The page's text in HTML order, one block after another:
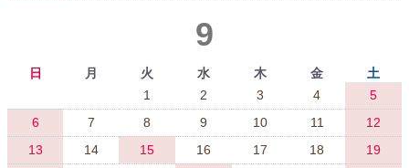
9
日 月 火 水 木 金
土
1
2 3 4
5
6
7 8 9 10 11
12
13
14 15 16 17 18
19